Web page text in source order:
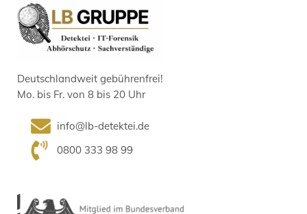
Deutschlandweit gebührenfrei!
Mo. bis Fr. von 8 bis 20 Uhr
info@lb-detektei.de
0800 333 98 99